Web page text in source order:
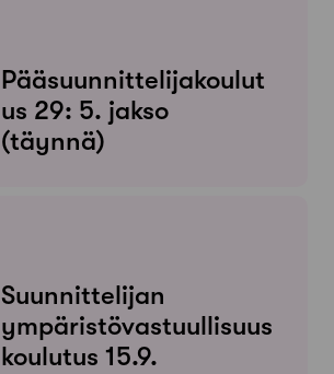
Pääsuunnittelijakoulut
us 29: 5. jakso
(täynnä)
Suunnittelijan
ympäristövastuullisuus
koulutus 15.9.